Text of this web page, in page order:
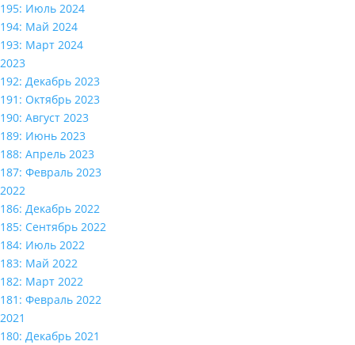
195: Июль 2024
194: Май 2024
193: Март 2024
2023
192: Декабрь 2023
191: Октябрь 2023
190: Август 2023
189: Июнь 2023
188: Апрель 2023
187: Февраль 2023
2022
186: Декабрь 2022
185: Сентябрь 2022
184: Июль 2022
183: Май 2022
182: Март 2022
181: Февраль 2022
2021
180: Декабрь 2021